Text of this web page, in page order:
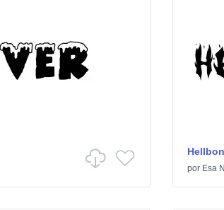
por Esa